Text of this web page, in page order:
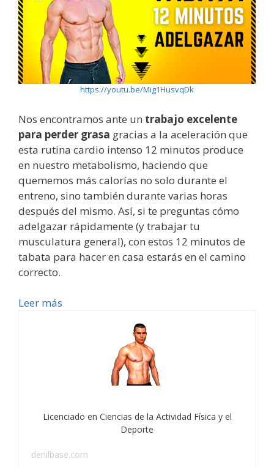
https://youtu.be/Mig1HusvqDk
Nos encontramos ante un trabajo excelente
para perder grasa gracias a la aceleración que
esta rutina cardio intenso 12 minutos produce
en nuestro metabolismo, haciendo que
quememos más calorías no solo durante el
entreno, sino también durante varias horas
después del mismo. Así, si te preguntas cómo
adelgazar rápidamente (y trabajar tu
musculatura general), con estos 12 minutos de
tabata para hacer en casa estarás en el camino
correcto.
Leer más
Licenciado en Ciencias de la Actividad Física y el
Deporte
denilbase.com